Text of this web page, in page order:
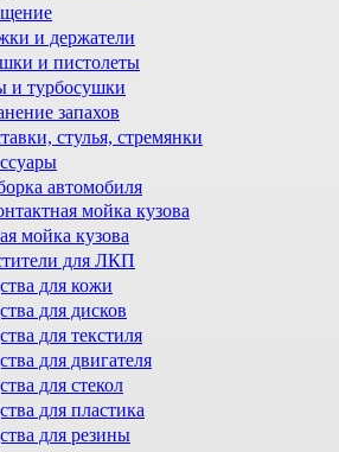
и держатели
и пистолеты
и турбосушки
запахов
стулья, стремянки
автомобиля
мойка кузова
мойка кузова
для ЛКП
для кожи
для дисков
для текстиля
для двигателя
для стекол
для пластика
для резины